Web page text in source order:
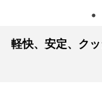
軽快、安定、ク